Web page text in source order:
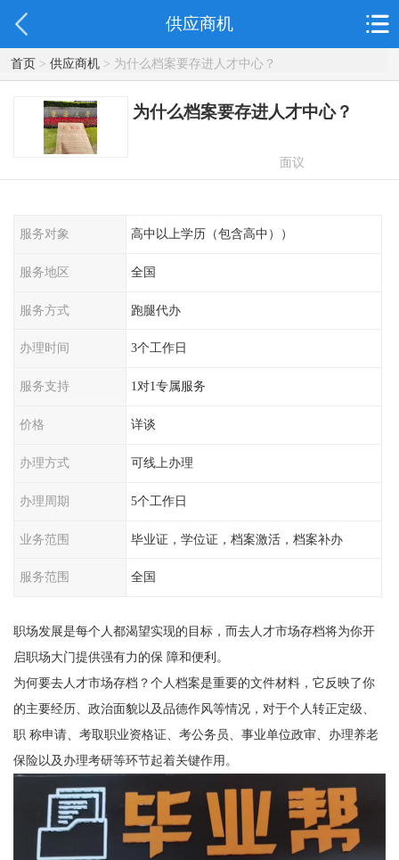
供应商机
首页> 供应商机> 为什么档案要存进人才中心？
为什么档案要存进人才中心？
面议
服务对象 高中以上学历（包含高中））
服务地区 全国
服务方式 跑腿代办
办理时间 3个工作日
服务支持 1对1专属服务
价格 详谈
办理方式 可线上办理
办理周期 5个工作日
业务范围 毕业证，学位证，档案激活，档案补办
服务范围 全国
职场发展是每个人都渴望实现的目标，而去人才市场存档将为你开
启职场大门提供强有力的保 障和便利。
为何要去人才市场存档？个人档案是重要的文件材料，它反映了你
的主要经历、政治面貌以及品德作风等情况，对于个人转正定级、
职 称申请、考取职业资格证、考公务员、事业单位政审、办理养老
保险以及办理考研等环节起着关键作用。